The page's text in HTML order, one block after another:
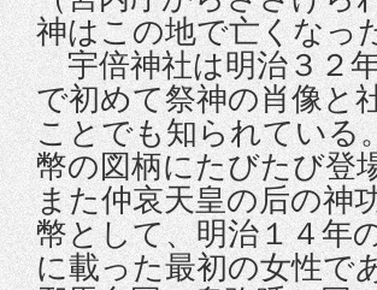
神はこの地で亡くなっ
宇倍神社は明治３２
で初めて祭神の肖像と
ことでも知られている
幣の図柄にたびたび登
また仲哀天皇の后の神
幣として、明治１４年
に載った最初の女性で